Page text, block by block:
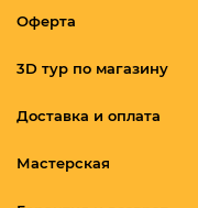
Оферта
3D тур по магазину
Доставка и оплата
Мастерская